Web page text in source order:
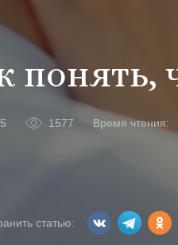
понять,
1577 Время чтения:
статью: